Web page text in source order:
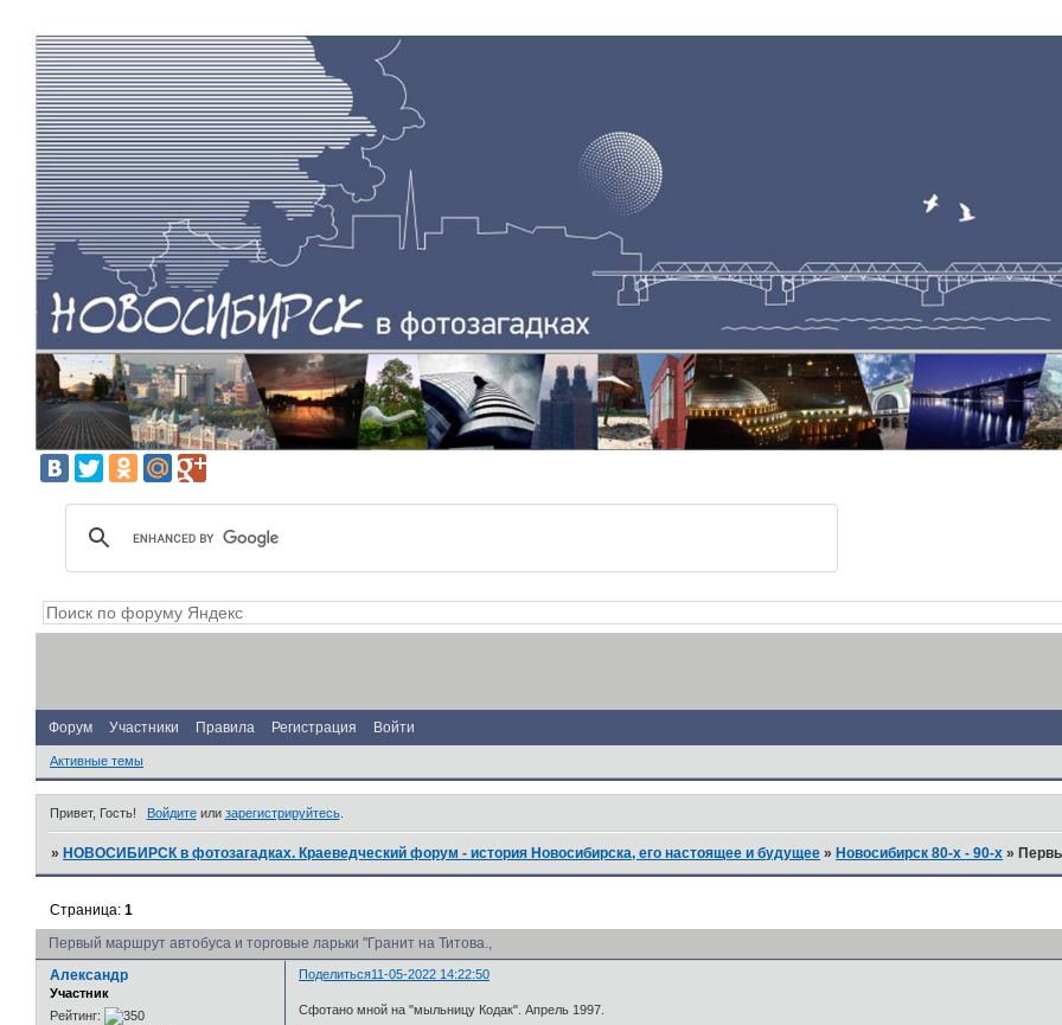
Форум Участники Правила Регистрация Войти
Активные темы
Привет, Гость! Войдитеили зарегистрируйтесь.
»НОВОСИБИРСК в фотозагадках. Краеведческий форум - история Новосибирска, его настоящее и будущее »Новосибирск 80-х - 90-х »
Первый маршрут автобуса и торговые ларьки "Гранит на Титова.,
Страница:1
Поделиться11-05-2022 14:22:50
Александр
Участник
Рейтинг:
Сфотано мной на "мыльницу Кодак". Апрель 1997.